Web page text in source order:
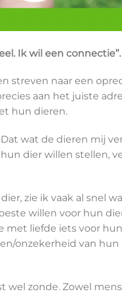
Ik wil een connectie’’.
streven naar een
aan het juiste
hun dieren.
wat de dieren mij
dier willen stellen,
zie ik vaak al snel
willen voor hun
liefde iets voor
onzekerheid van hun
zonde. Zowel